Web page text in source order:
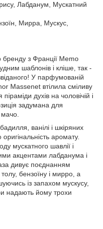
Лабданум, Мускатний
Мирра, Мускус,
з Франції Memo
шаблонів і кліше, так -
У парфумованій
Massenet втілила сміливу
духів на чоловічій і
задумана для
мачо.
ванілі і шкіряних
аромату.
мускатного шавлії і
акцентами лабданума і
дивує поєднанням
бензоїну і мирро, а
із запахом мускусу,
надають йому трохи